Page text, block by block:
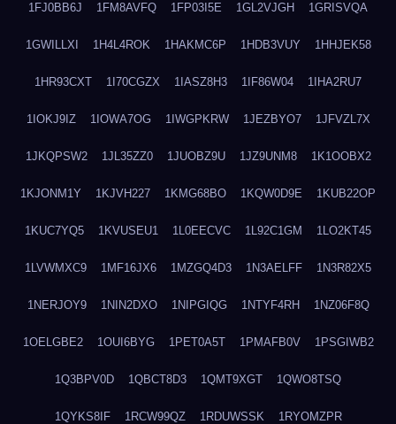
1FJ0BB6J 1FM8AVFQ 1FP03I5E 1GL2VJGH 1GRISVQA
1GWILLXI 1H4L4ROK 1HAKMC6P 1HDB3VUY 1HHJEK58
1HR93CXT 1I70CGZX 1IASZ8H3 1IF86W04 1IHA2RU7
1IOKJ9IZ 1IOWA7OG 1IWGPKRW 1JEZBYO7 1JFVZL7X
1JKQPSW2 1JL35ZZ0 1JUOBZ9U 1JZ9UNM8 1K1OOBX2
1KJONM1Y 1KJVH227 1KMG68BO 1KQW0D9E 1KUB22OP
1KUC7YQ5 1KVUSEU1 1L0EECVC 1L92C1GM 1LO2KT45
1LVWMXC9 1MF16JX6 1MZGQ4D3 1N3AELFF 1N3R82X5
1NERJOY9 1NIN2DXO 1NIPGIQG 1NTYF4RH 1NZ06F8Q
1OELGBE2 1OUI6BYG 1PET0A5T 1PMAFB0V 1PSGIWB2
1Q3BPV0D 1QBCT8D3 1QMT9XGT 1QWO8TSQ
1QYKS8IF 1RCW99QZ 1RDUWSSK 1RYOMZPR